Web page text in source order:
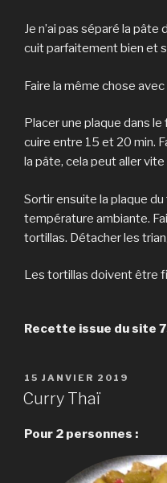
Je n’ai pas séparé la
cuit parfaitement bien et
Faire la même chose
Placer une plaque dans
cuire entre 15 et 20 min.
la pâte, cela peut aller
Sortir ensuite la plaque
température ambiante.
tortillas. Détacher les
Les tortillas doivent être
Recette issue du site
PUBLIÉ
LE
15 JANVIER 2019
Curry Thaï
Pour 2 personnes :